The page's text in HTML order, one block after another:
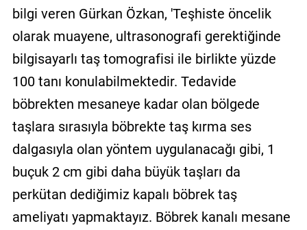
bilgi veren Gürkan Özkan, 'Teşhiste öncelik
olarak muayene, ultrasonografi gerektiğinde
bilgisayarlı taş tomografisi ile birlikte yüzde
100 tanı konulabilmektedir. Tedavide
böbrekten mesaneye kadar olan bölgede
taşlara sırasıyla böbrekte taş kırma ses
dalgasıyla olan yöntem uygulanacağı gibi, 1
buçuk 2 cm gibi daha büyük taşları da
perkütan dediğimiz kapalı böbrek taş
ameliyatı yapmaktayız. Böbrek kanalı mesane